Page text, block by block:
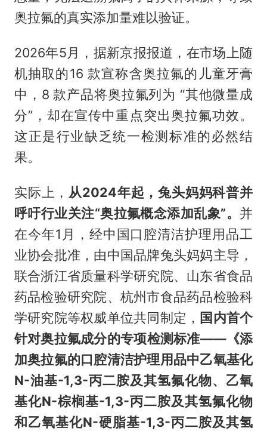
奥拉氟的真实添加量难以验证。
2026年5月，据新京报报道，在市场上随
机抽取的16 款宣称含奥拉氟的儿童牙膏
中，8 款产品将奥拉氟列为 “其他微量成
分”，却在宣传中重点突出奥拉氟功效。
这正是行业缺乏统一检测标准的必然结
果。
实际上， 从2024年起，兔头妈妈科普并
呼吁行业关注“奥拉氟概念添加乱象”。 并
在今年1月，经中国口腔清洁护理用品工
业协会批准，由中国品牌兔头妈妈主导，
联合浙江省质量科学研究院、山东省食品
药品检验研究院、杭州市食品药品检验科
学研究院等权威单位共同制定， 国内首个
针对奥拉氟成分的专项检测标准——《添
加奥拉氟的口腔清洁护理用品中乙氧基化
N-油基-1,3-丙二胺及其氢氟化物、乙氧
基化N-棕榈基-1,3-丙二胺及其氢氟化物
和乙氧基化N-硬脂基-1,3-丙二胺及其氢